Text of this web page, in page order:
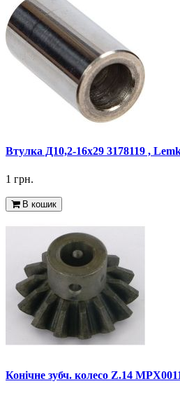
Втулка Д10,2-16x29 3178119 ,
1 грн.
В кошик
Конічне зубч. колесо Z.14